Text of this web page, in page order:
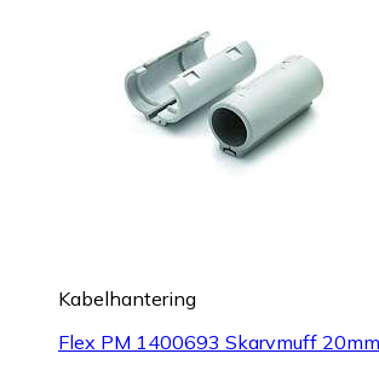
Kabelhantering
Flex PM 1400693 Skarvmuff 20mm